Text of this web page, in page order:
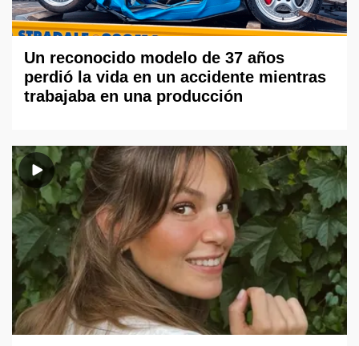
Un reconocido modelo de 37 años
perdió la vida en un accidente mientras
trabajaba en una producción